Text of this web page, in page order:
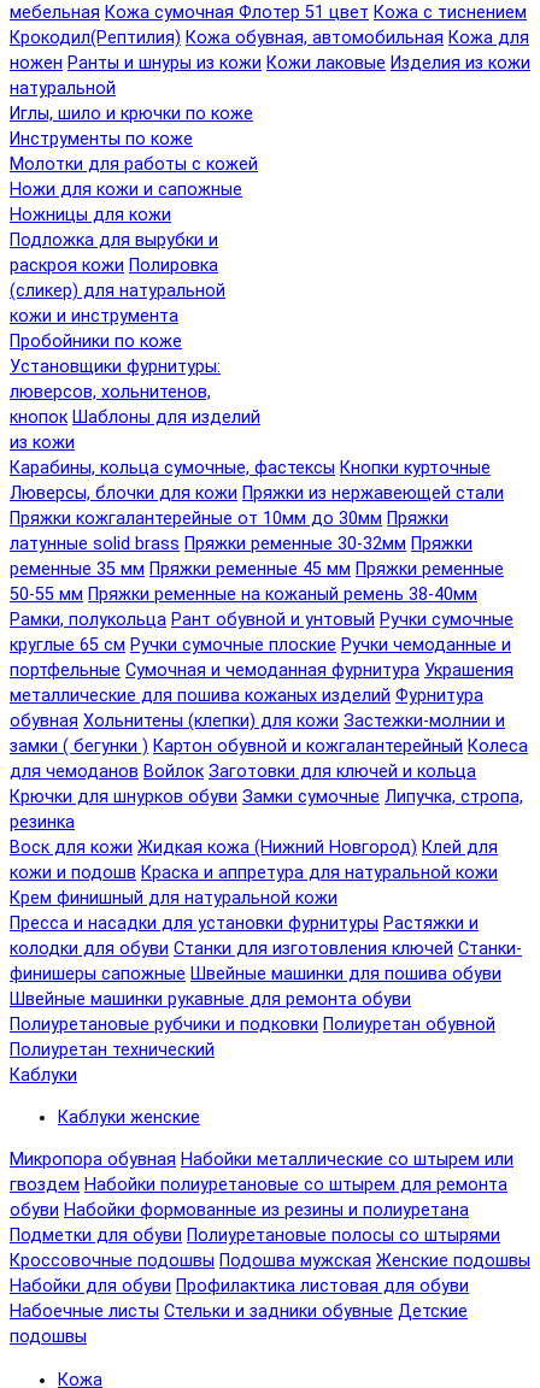
мебельная Кожа сумочная Флотер 51 цвет Кожа с тиснением
Крокодил(Рептилия) Кожа обувная, автомобильная Кожа для
ножен Ранты и шнуры из кожи Кожи лаковые Изделия из кожи
натуральной
Иглы, шило и крючки по коже
Инструменты по коже
Молотки для работы с кожей
Ножи для кожи и сапожные
Ножницы для кожи
Подложка для вырубки и
раскроя кожи Полировка
(сликер) для натуральной
кожи и инструмента
Пробойники по коже
Установщики фурнитуры:
люверсов, хольнитенов,
кнопок Шаблоны для изделий
из кожи
Карабины, кольца сумочные, фастексы Кнопки курточные
Люверсы, блочки для кожи Пряжки из нержавеющей стали
Пряжки кожгалантерейные от 10мм до 30мм Пряжки
латунные solid brass Пряжки ременные 30-32мм Пряжки
ременные 35 мм Пряжки ременные 45 мм Пряжки ременные
50-55 мм Пряжки ременные на кожаный ремень 38-40мм
Рамки, полукольца Рант обувной и унтовый Ручки сумочные
круглые 65 см Ручки сумочные плоские Ручки чемоданные и
портфельные Сумочная и чемоданная фурнитура Украшения
металлические для пошива кожаных изделий Фурнитура
обувная Хольнитены (клепки) для кожи Застежки-молнии и
замки ( бегунки ) Картон обувной и кожгалантерейный Колеса
для чемоданов Войлок Заготовки для ключей и кольца
Крючки для шнурков обуви Замки сумочные Липучка, стропа,
резинка
Воск для кожи Жидкая кожа (Нижний Новгород) Клей для
кожи и подошв Краска и аппретура для натуральной кожи
Крем финишный для натуральной кожи
Пресса и насадки для установки фурнитуры Растяжки и
колодки для обуви Станки для изготовления ключей Станки-
финишеры сапожные Швейные машинки для пошива обуви
Швейные машинки рукавные для ремонта обуви
Полиуретановые рубчики и подковки Полиуретан обувной
Полиуретан технический
Каблуки
Каблуки женские
Микропора обувная Набойки металлические со штырем или
гвоздем Набойки полиуретановые со штырем для ремонта
обуви Набойки формованные из резины и полиуретана
Подметки для обуви Полиуретановые полосы со штырями
Кроссовочные подошвы Подошва мужская Женские подошвы
Набойки для обуви Профилактика листовая для обуви
Набоечные листы Стельки и задники обувные Детские
подошвы
Кожа